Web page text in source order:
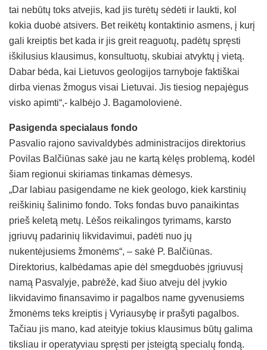
tai nebūtų toks atvejis, kad jis turėtų sėdėti ir laukti, kol
kokia duobė atsivers. Bet reikėtų kontaktinio asmens, į kurį
gali kreiptis bet kada ir jis greit reaguotų, padėtų spręsti
iškilusius klausimus, konsultuotų, skubiai atvyktų į vietą.
Dabar bėda, kai Lietuvos geologijos tarnyboje faktiškai
dirba vienas žmogus visai Lietuvai. Jis tiesiog nepajėgus
visko apimti“,- kalbėjo J. Bagamolovienė.
Pasigenda specialaus fondo
Pasvalio rajono savivaldybės administracijos direktorius
Povilas Balčiūnas sakė jau ne kartą kėlęs problemą, kodėl
šiam regionui skiriamas tinkamas dėmesys.
„Dar labiau pasigendame ne kiek geologo, kiek karstinių
reiškinių šalinimo fondo. Toks fondas buvo panaikintas
prieš keletą metų. Lėšos reikalingos tyrimams, karsto
įgriuvų padarinių likvidavimui, padėti nuo jų
nukentėjusiems žmonėms“, – sakė P. Balčiūnas.
Direktorius, kalbėdamas apie dėl smegduobės įgriuvusį
namą Pasvalyje, pabrėžė, kad šiuo atveju dėl įvykio
likvidavimo finansavimo ir pagalbos name gyvenusiems
žmonėms teks kreiptis į Vyriausybę ir prašyti pagalbos.
Tačiau jis mano, kad ateityje tokius klausimus būtų galima
tiksliau ir operatyviau spręsti per įsteigtą specialų fondą.